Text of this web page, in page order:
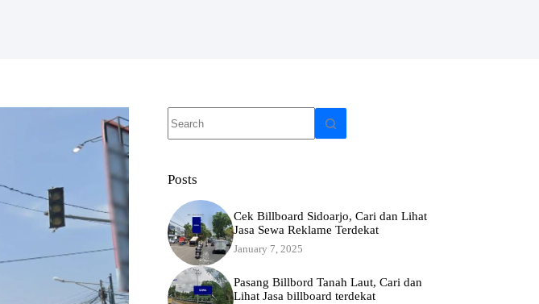
results
Posts
Cek Billboard Sidoarjo, Cari dan Lihat
Jasa Sewa Reklame Terdekat
January 7, 2025
Pasang Billbord Tanah Laut, Cari dan
Lihat Jasa billboard terdekat